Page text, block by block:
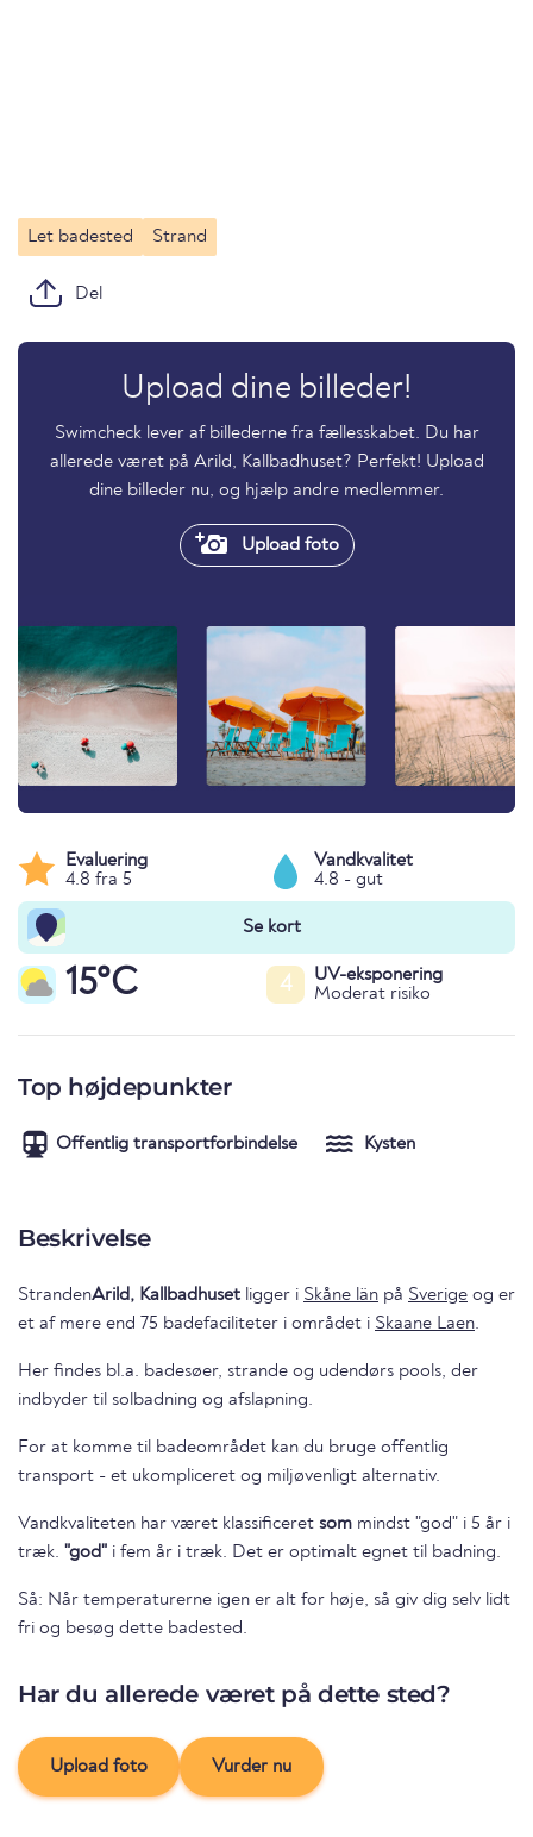
Let badested Strand
Del
Upload dine billeder!
Swimcheck lever af billederne fra fællesskabet. Du har
allerede været på Arild, Kallbadhuset? Perfekt! Upload
dine billeder nu, og hjælp andre medlemmer.
Upload foto
Evaluering
4.8 fra 5
Vandkvalitet
4.8 - gut
Se kort
15°C 4
UV-eksponering
Moderat risiko
Top højdepunkter
Offentlig transportforbindelse Kysten
Beskrivelse
StrandenArild, Kallbadhuset ligger i Skåne län på Sverige og er
et af mere end 75 badefaciliteter i området i Skaane Laen.
Her findes bl.a. badesøer, strande og udendørs pools, der
indbyder til solbadning og afslapning.
For at komme til badeområdet kan du bruge offentlig
transport - et ukompliceret og miljøvenligt alternativ.
Vandkvaliteten har været klassificeret som mindst "god" i 5 år i
træk. "god" i fem år i træk. Det er optimalt egnet til badning.
Så: Når temperaturerne igen er alt for høje, så giv dig selv lidt
fri og besøg dette badested.
Har du allerede været på dette sted?
Upload foto Vurder nu